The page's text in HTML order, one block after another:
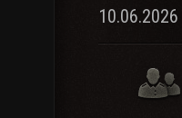
10.06.2026